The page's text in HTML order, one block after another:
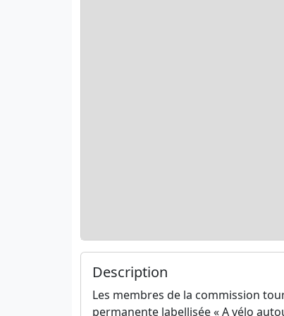
Description
Les membres de la commission
permanente labellisée « A vélo